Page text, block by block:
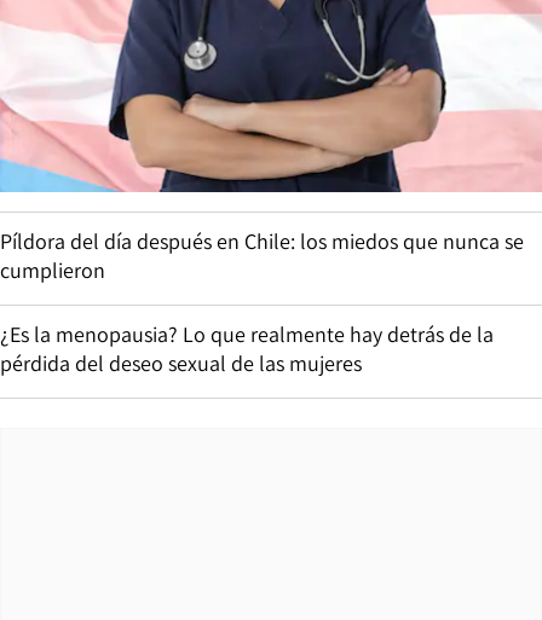
Píldora del día después en Chile: los miedos que nunca se
cumplieron
¿Es la menopausia? Lo que realmente hay detrás de la
pérdida del deseo sexual de las mujeres